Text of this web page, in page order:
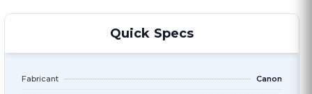
Quick Specs
Fabricant Canon